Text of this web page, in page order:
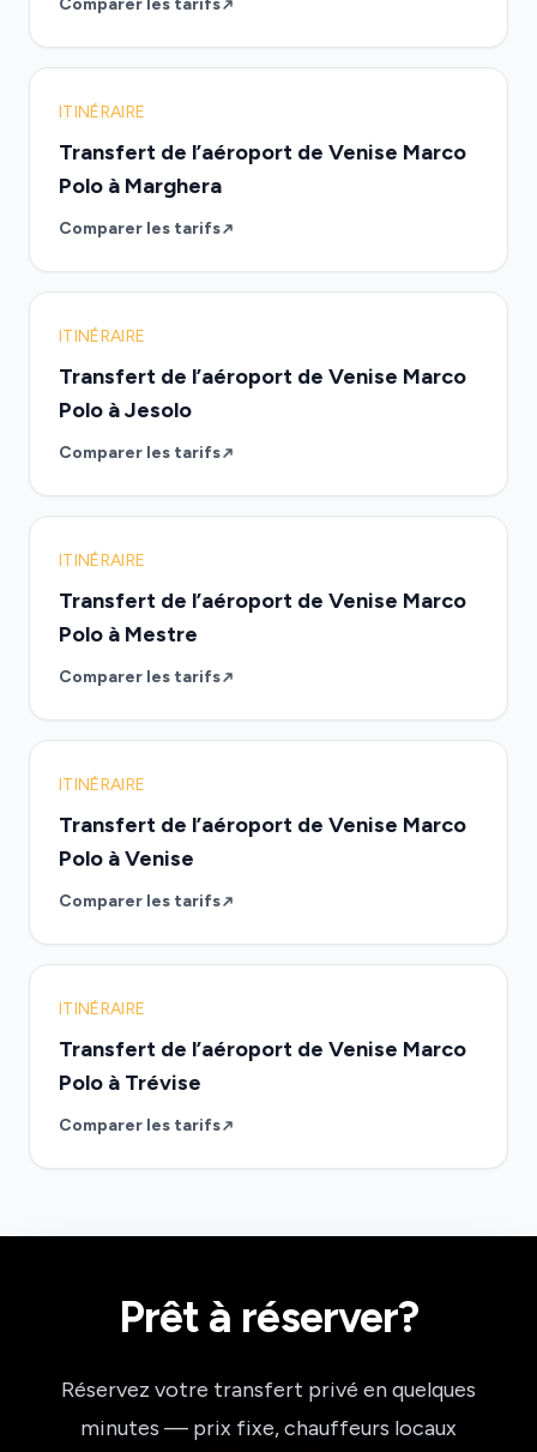
Comparer les tarifs
ITINÉRAIRE
Transfert de l’aéroport de Venise Marco
Polo à Marghera
Comparer les tarifs
ITINÉRAIRE
Transfert de l’aéroport de Venise Marco
Polo à Jesolo
Comparer les tarifs
ITINÉRAIRE
Transfert de l’aéroport de Venise Marco
Polo à Mestre
Comparer les tarifs
ITINÉRAIRE
Transfert de l’aéroport de Venise Marco
Polo à Venise
Comparer les tarifs
ITINÉRAIRE
Transfert de l’aéroport de Venise Marco
Polo à Trévise
Comparer les tarifs
Prêt à réserver?
Réservez votre transfert privé en quelques
minutes — prix fixe, chauffeurs locaux